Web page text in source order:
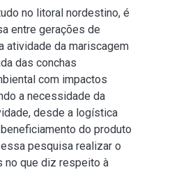
no litoral nordestino, é
entre gerações de
atividade da mariscagem
das conchas
com impactos
a necessidade da
desde a logística
do produto
pesquisa realizar o
no que diz respeito à